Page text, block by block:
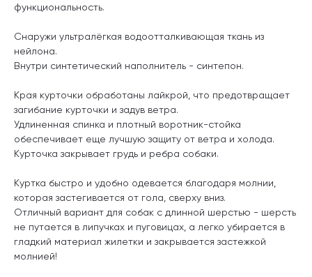
функциональность.
Снаружи ультралёгкая водоотталкивающая ткань из
нейлона.
Внутри синтетический наполнитель - синтепон.
Края курточки обработаны лайкрой, что предотвращает
загибание курточки и задув ветра.
Удлиненная спинка и плотный воротник-стойка
обеспечивает еще лучшую защиту от ветра и холода.
Курточка закрывает грудь и ребра собаки.
Куртка быстро и удобно одевается благодаря молнии,
которая застегивается от гола, сверху вниз.
Отличный вариант для собак с длинной шерстью - шерсть
не путается в липучках и пуговицах, а легко убирается в
гладкий материал жилетки и закрывается застежкой
молнией!